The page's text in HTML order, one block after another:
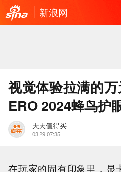
新浪网
视觉体验拉满的
ERO 2024蜂鸟护
天天值得买
03.29 07:35
在玩家的固有印象里，显